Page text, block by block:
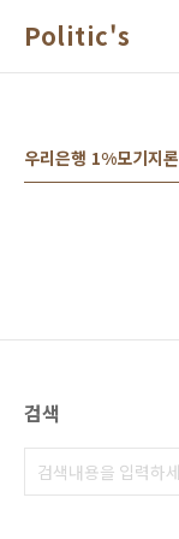
Politic's
우리은행 1%모기지론
검색